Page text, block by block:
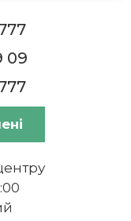
09